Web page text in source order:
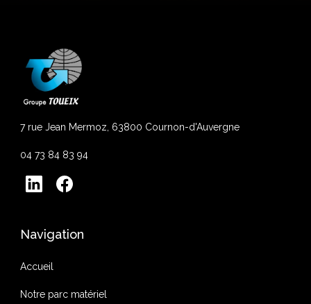
7 rue Jean Mermoz, 63800 Cournon-d'Auvergne
04 73 84 83 94
Navigation
Accueil
Notre parc matériel